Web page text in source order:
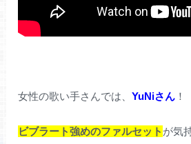
女性の歌い手さんでは、YuNiさん ！
ビブラート強めのファルセット が気